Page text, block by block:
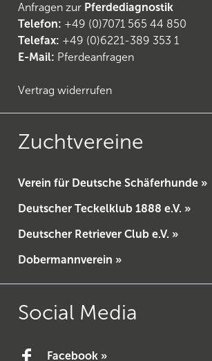
Anfragen zur Pferdediagnostik
Telefon: +49 (0)7071 565 44 850
Telefax: +49 (0)6221-389 353 1
E-Mail: Pferdeanfragen
Vertrag widerrufen
Zuchtvereine
Verein für Deutsche Schäferhunde »
Deutscher Teckelklub 1888 e.V. »
Deutscher Retriever Club e.V. »
Dobermannverein »
Social Media
Facebook »